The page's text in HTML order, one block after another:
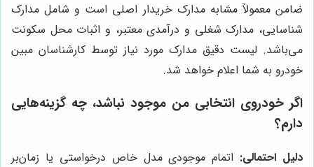
ضامن معمولاً مشابه مدارک خریدار اصلی است و شامل مدارک
شناسایی، مدارک شغلی و درآمدی معتبر، و اثبات محل سکونت
می‌باشد. لیست دقیق مدارک مورد نیاز توسط کارشناسان مبین
خودرو به شما اعلام خواهد شد.
اگر خودروی انتخابی من موجود نباشد، چه گزینه‌هایی
دارم؟
دلیل احتمالی: اتمام موجودی مدل خاص درخواستی یا زمان‌بر